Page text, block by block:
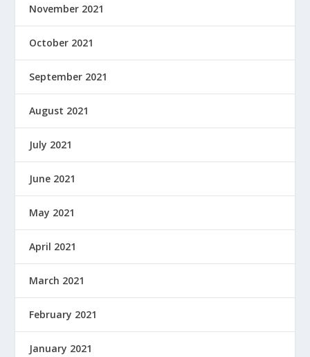
November 2021
October 2021
September 2021
August 2021
July 2021
June 2021
May 2021
April 2021
March 2021
February 2021
January 2021